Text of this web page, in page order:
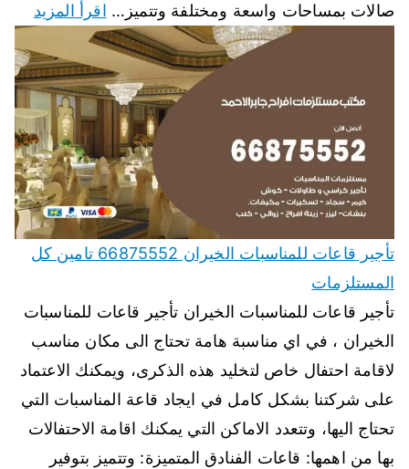
صالات بمساحات واسعة ومختلفة وتتميز… اقرأ المزيد
تأجير قاعات للمناسبات الخيران 66875552 تامين كل
المستلزمات
تأجير قاعات للمناسبات الخيران تأجير قاعات للمناسبات
الخيران ، في اي مناسبة هامة تحتاج الى مكان مناسب
لاقامة احتفال خاص لتخليد هذه الذكرى، ويمكنك الاعتماد
على شركتنا بشكل كامل في ايجاد قاعة المناسبات التي
تحتاج اليها، وتتعدد الاماكن التي يمكنك اقامة الاحتفالات
بها من اهمها: قاعات الفنادق المتميزة: وتتميز بتوفير